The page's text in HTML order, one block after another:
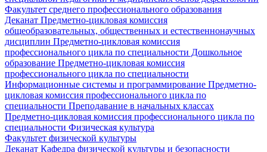
Факультет среднего профессионального образования
Деканат Предметно-цикловая комиссия
общеобразовательных, общественных и естественнонаучных
дисциплин Предметно-цикловая комиссия
профессионального цикла по специальности Дошкольное
образование Предметно-цикловая комиссия
профессионального цикла по специальности
Информационные системы и программирование Предметно-
цикловая комиссия профессионального цикла по
специальности Преподавание в начальных классах
Предметно-цикловая комиссия профессионального цикла по
специальности Физическая культура
Факультет физической культуры
Деканат Кафедра физической культуры и безопасности